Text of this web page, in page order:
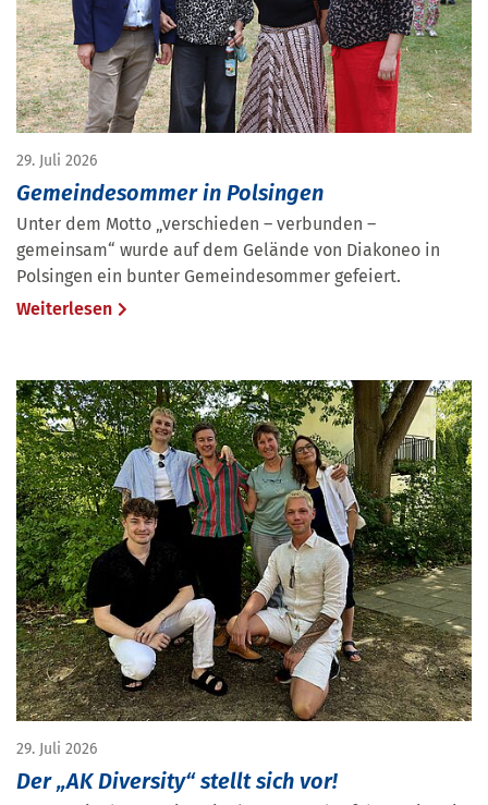
29. Juli 2026
Gemeindesommer in Polsingen
Unter dem Motto „verschieden – verbunden –
gemeinsam“ wurde auf dem Gelände von Diakoneo in
Polsingen ein bunter Gemeindesommer gefeiert.
Weiterlesen
29. Juli 2026
Der „AK Diversity“ stellt sich vor!